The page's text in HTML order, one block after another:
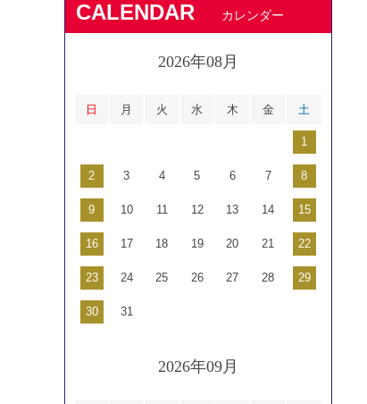
CALENDAR カレンダー
2026年08月
日 月 火 水 木 金 土
1
2 3 4 5 6 7 8
9 10 11 12 13 14 15
16 17 18 19 20 21 22
23 24 25 26 27 28 29
30 31
2026年09月